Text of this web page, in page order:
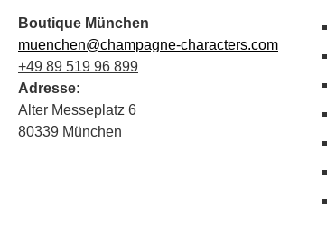
Boutique München
muenchen@champagne-characters.com
+49 89 519 96 899
Adresse:
Alter Messeplatz 6
80339 München